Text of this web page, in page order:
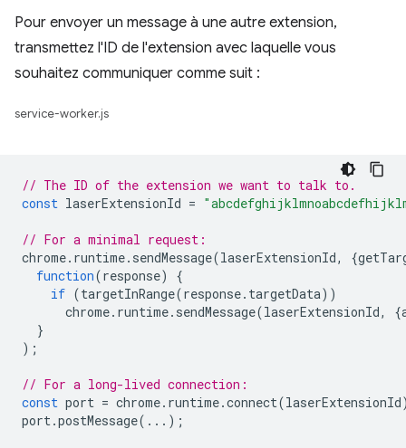
Pour envoyer un message à une autre extension,
transmettez l'ID de l'extension avec laquelle vous
souhaitez communiquer comme suit :
service-worker.js
// The ID of the extension we want to talk to.
const laserExtensionId =
// For a minimal request:
chrome. runtime. sendMessage(laserExtensionId, {
function(response)
{
if (targetInRange(response. targetData))
chrome. runtime. sendMessage(laserExtensionId, {
}
);
// For a long-lived connection:
const port = chrome. runtime.connect(laserExtensionId
port.postMessage(...);